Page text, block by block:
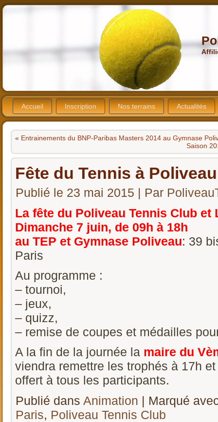
Accueil Inscription Nos terrains Actualités
« Entrainements du BNP-Paribas Masters 2014 au Gymnase
Saison
Fête du Tennis à Poliveau
Publié le 23 mai 2015 | Par
La fête du Poliveau Tennis Club
Dimanche 7 juin, de 09h à 18h
au TEP et Gymnase Poliveau: 39
Paris
Au programme :
– tournoi,
– jeux,
– quizz,
– remise de coupes et médailles
A la fin de la journée la maire du
viendra remettre les trophés à 17h
offert à tous les participants.
Publié dans Animation | Marqué
Paris, Poliveau Tennis Club